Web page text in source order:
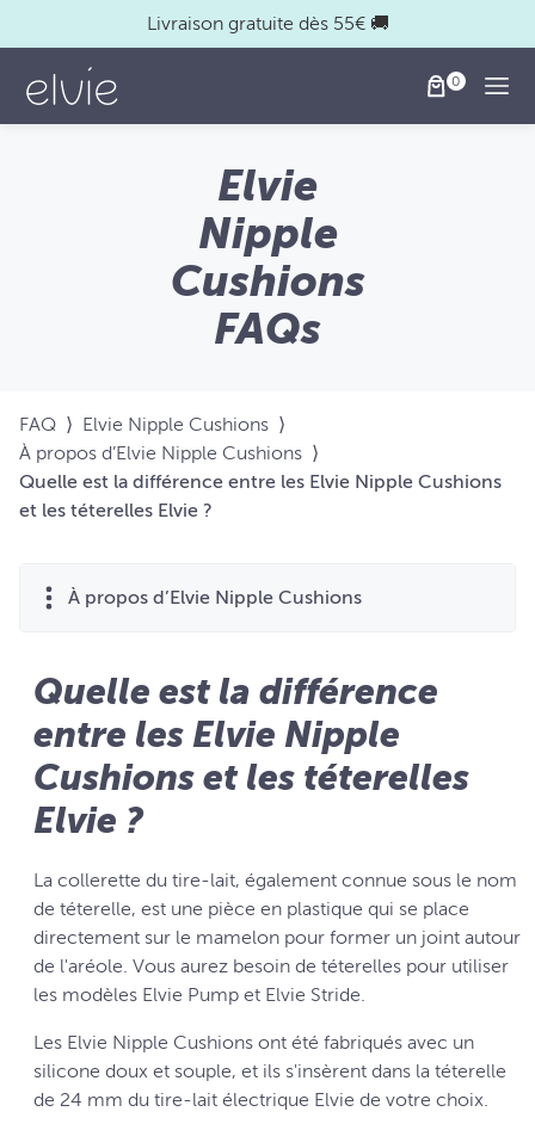
Livraison gratuite dès 55€ 🚚
Elvie
Nipple
Cushions
FAQs
FAQ ⟩ Elvie Nipple Cushions ⟩
À propos d’Elvie Nipple Cushions ⟩
Quelle est la différence entre les Elvie Nipple Cushions
et les téterelles Elvie ?
À propos d’Elvie Nipple Cushions
Quelle est la différence
entre les Elvie Nipple
Cushions et les téterelles
Elvie ?
La collerette du tire-lait, également connue sous le nom
de téterelle, est une pièce en plastique qui se place
directement sur le mamelon pour former un joint autour
de l'aréole. Vous aurez besoin de téterelles pour utiliser
les modèles Elvie Pump et Elvie Stride.
Les Elvie Nipple Cushions ont été fabriqués avec un
silicone doux et souple, et ils s'insèrent dans la téterelle
de 24 mm du tire-lait électrique Elvie de votre choix.